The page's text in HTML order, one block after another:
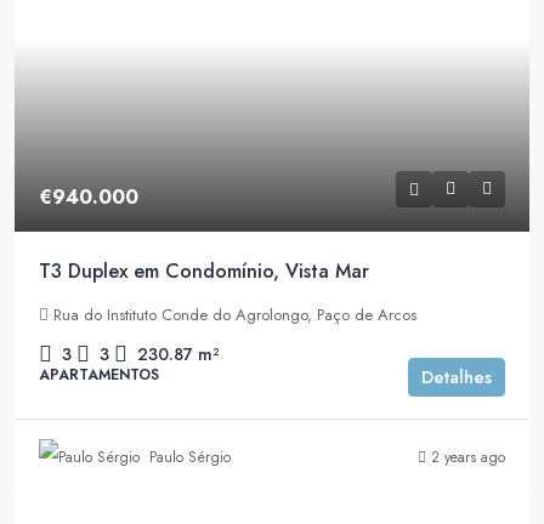
€940.000
T3 Duplex em Condomínio, Vista Mar
Rua do Instituto Conde do Agrolongo, Paço de Arcos
3 3 230.87 m²
APARTAMENTOS Detalhes
Paulo Sérgio 2 years ago